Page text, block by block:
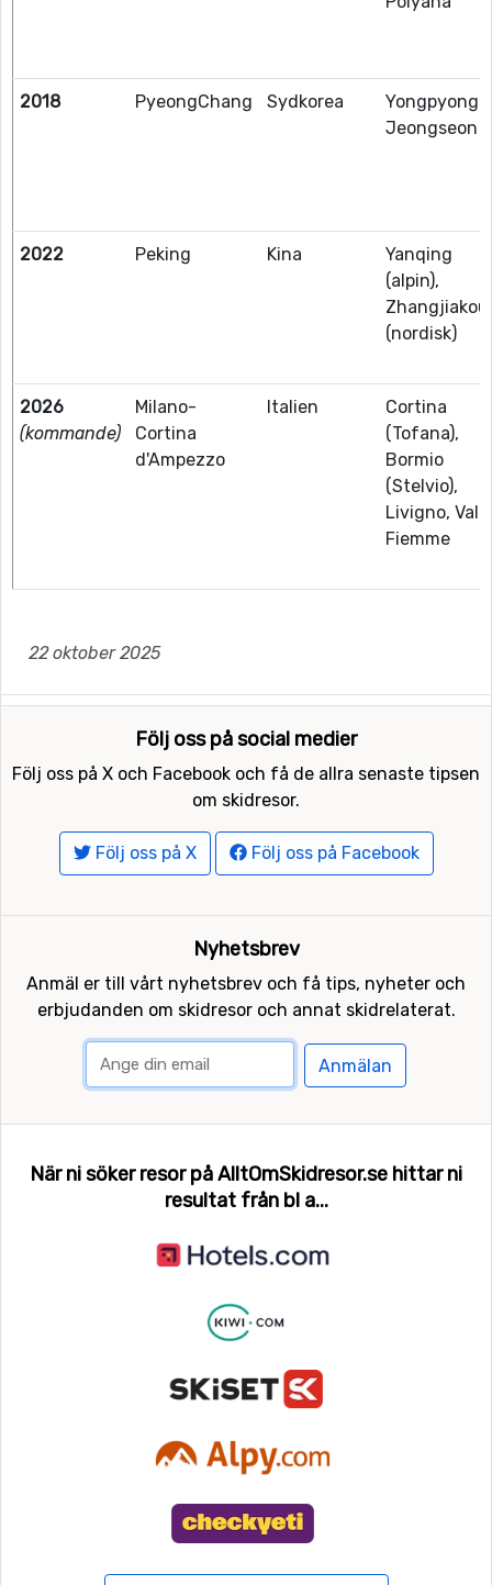
2018 PyeongChang Sydkorea
Yongpyong
Jeongseon
2022 Peking Kina
Yanqing
(alpin),
Zhangjiakou
(nordisk)
2026
(kommande)
Milano-
Cortina
d'Ampezzo
Italien
Cortina
(Tofana),
Bormio
(Stelvio),
Livigno, Val
Fiemme
22 oktober 2025
Följ oss på social medier
Följ oss på X och Facebook och få de allra senaste tipsen
om skidresor.
Följ oss på X Följ oss på Facebook
Nyhetsbrev
Anmäl er till vårt nyhetsbrev och få tips, nyheter och
erbjudanden om skidresor och annat skidrelaterat.
Anmälan
När ni söker resor på AlltOmSkidresor.se hittar ni
resultat från bl a...